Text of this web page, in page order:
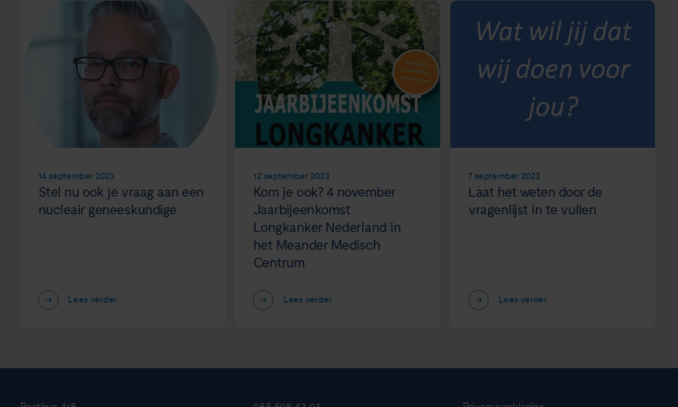
14 september 2023
Stel nu ook je vraag aan een
nucleair geneeskundige
Lees verder
12 september 2023
Kom je ook? 4 november
Jaarbijeenkomst
Longkanker Nederland in
het Meander Medisch
Centrum
Lees verder
7 september 2023
Laat het weten door de
vragenlijst in te vullen
Lees verder